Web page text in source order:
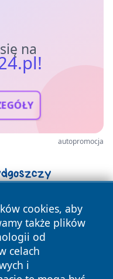
na
autopromocja
cookies, aby
także plików
od
celach
i